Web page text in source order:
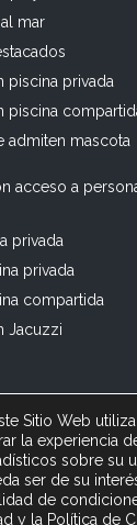
mar
piscina privada
piscina
admiten mascota
acceso a
privada
privada
compartida
Jacuzzi
Bagus
en España,
Sitio Web
la experiencia
sobre su
ser de su
de
y la Política de